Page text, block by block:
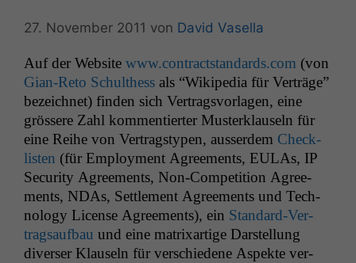
27. November 2011 von David Vasella
Auf der Web­site www.contractstandards.com (von
Gian-Reto Schulthess als “Wikipedia für Verträge”
beze­ich­net) find­en sich Ver­tragsvor­la­gen, eine
grössere Zahl kom­men­tiert­er Musterk­lauseln für
eine Rei­he von Ver­tragstypen, ausser­dem Check­
lis­ten (für Employ­ment Agree­ments, EULAs, IP
Secu­ri­ty Agree­ments, Non-Com­pe­ti­tion Agree­
ments, NDAs, Set­tle­ment Agree­ments und Tech­
nol­o­gy License Agree­ments), ein Stan­dard-Ver­
tragsauf­bau und eine matrixar­tige Darstel­lung
divers­er Klauseln für ver­schiedene Aspek­te ver­